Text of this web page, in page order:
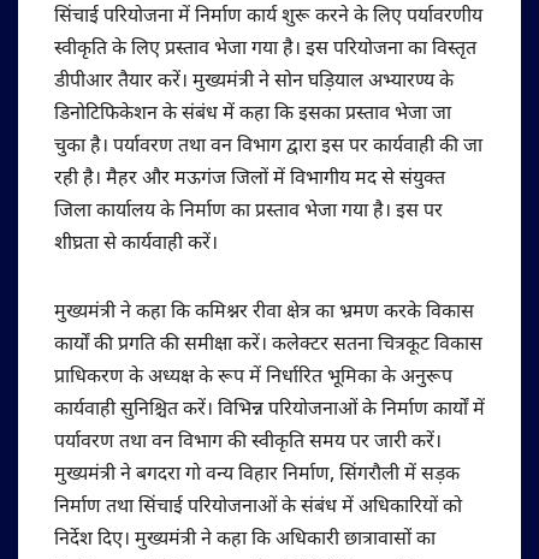
सिंचाई परियोजना में निर्माण कार्य शुरू करने के लिए पर्यावरणीय
स्वीकृति के लिए प्रस्ताव भेजा गया है। इस परियोजना का विस्तृत
डीपीआर तैयार करें। मुख्यमंत्री ने सोन घड़ियाल अभ्यारण्य के
डिनोटिफिकेशन के संबंध में कहा कि इसका प्रस्ताव भेजा जा
चुका है। पर्यावरण तथा वन विभाग द्वारा इस पर कार्यवाही की जा
रही है। मैहर और मऊगंज जिलों में विभागीय मद से संयुक्त
जिला कार्यालय के निर्माण का प्रस्ताव भेजा गया है। इस पर
शीघ्रता से कार्यवाही करें।
मुख्यमंत्री ने कहा कि कमिश्नर रीवा क्षेत्र का भ्रमण करके विकास
कार्यों की प्रगति की समीक्षा करें। कलेक्टर सतना चित्रकूट विकास
प्राधिकरण के अध्यक्ष के रूप में निर्धारित भूमिका के अनुरूप
कार्यवाही सुनिश्चित करें। विभिन्न परियोजनाओं के निर्माण कार्यों में
पर्यावरण तथा वन विभाग की स्वीकृति समय पर जारी करें।
मुख्यमंत्री ने बगदरा गो वन्य विहार निर्माण, सिंगरौली में सड़क
निर्माण तथा सिंचाई परियोजनाओं के संबंध में अधिकारियों को
निर्देश दिए। मुख्यमंत्री ने कहा कि अधिकारी छात्रावासों का